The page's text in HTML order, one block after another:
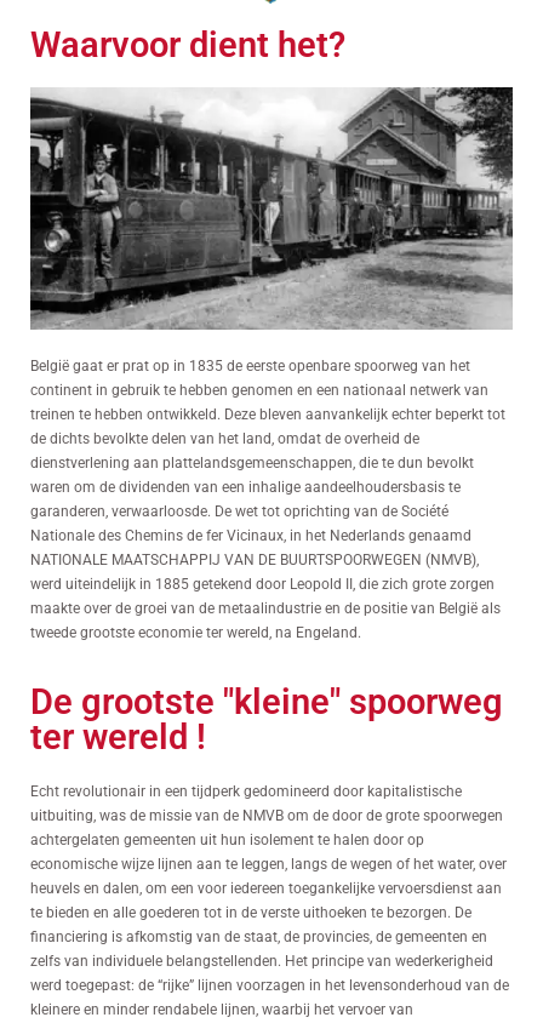
Waarvoor dient het?
België gaat er prat op in 1835 de eerste openbare spoorweg van het
continent in gebruik te hebben genomen en een nationaal netwerk van
treinen te hebben ontwikkeld. Deze bleven aanvankelijk echter beperkt tot
de dichts bevolkte delen van het land, omdat de overheid de
dienstverlening aan plattelandsgemeenschappen, die te dun bevolkt
waren om de dividenden van een inhalige aandeelhoudersbasis te
garanderen, verwaarloosde. De wet tot oprichting van de Société
Nationale des Chemins de fer Vicinaux, in het Nederlands genaamd
NATIONALE MAATSCHAPPIJ VAN DE BUURTSPOORWEGEN (NMVB),
werd uiteindelijk in 1885 getekend door Leopold II, die zich grote zorgen
maakte over de groei van de metaalindustrie en de positie van België als
tweede grootste economie ter wereld, na Engeland.
De grootste "kleine" spoorweg
ter wereld !
Echt revolutionair in een tijdperk gedomineerd door kapitalistische
uitbuiting, was de missie van de NMVB om de door de grote spoorwegen
achtergelaten gemeenten uit hun isolement te halen door op
economische wijze lijnen aan te leggen, langs de wegen of het water, over
heuvels en dalen, om een voor iedereen toegankelijke vervoersdienst aan
te bieden en alle goederen tot in de verste uithoeken te bezorgen. De
financiering is afkomstig van de staat, de provincies, de gemeenten en
zelfs van individuele belangstellenden. Het principe van wederkerigheid
werd toegepast: de “rijke” lijnen voorzagen in het levensonderhoud van de
kleinere en minder rendabele lijnen, waarbij het vervoer van